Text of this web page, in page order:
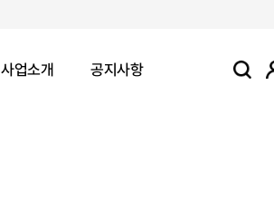
사업소개 공지사항 검색